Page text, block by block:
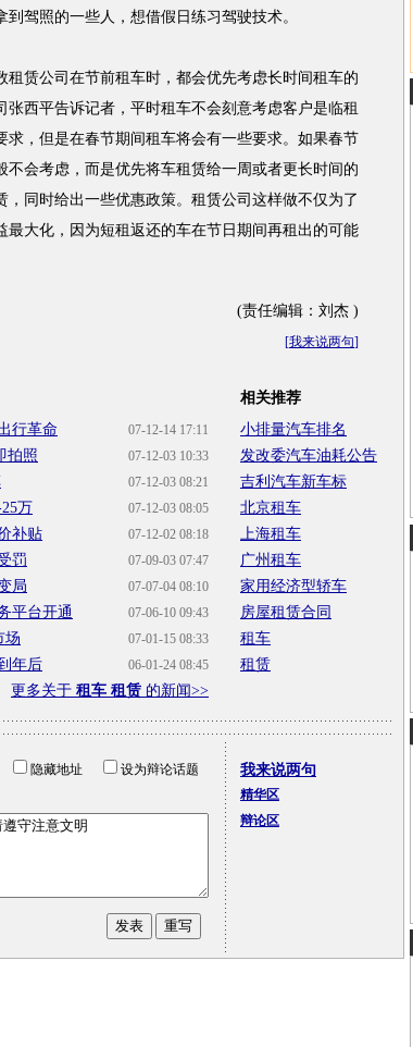
驾照的一些人，想借假日练习驾驶技术。
赁公司在节前租车时，都会优先考虑长时间租车的
西平告诉记者，平时租车不会刻意考虑客户是临租
求，但是在春节期间租车将会有一些要求。如果春节
不会考虑，而是优先将车租赁给一周或者更长时间的
同时给出一些优惠政策。租赁公司这样做不仅为了
最大化，因为短租返还的车在节日期间再租出的可能
(责任编辑：刘杰 )
[我来说两句]
07-12-14 17:11
行革命
07-12-03 10:33
拍照
07-12-03 08:21
07-12-03 08:05
万
07-12-02 08:18
补贴
07-09-03 07:47
罚
07-07-04 08:10
局
07-06-10 09:43
平台开通
07-01-15 08:33
场
06-01-24 08:45
年后
更多关于 租车 租赁 的新闻>>
相关推荐
小排量汽车排名
发改委汽车油耗公告
吉利汽车新车标
北京租车
上海租车
广州租车
家用经济型轿车
房屋租赁合同
租车
租赁
隐藏地址
设为辩论话题
我来说两句
精华区
辩论区